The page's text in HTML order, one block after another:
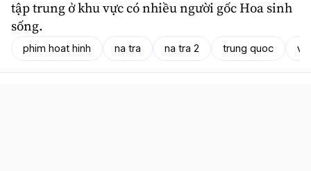
tập trung ở khu vực có nhiều người gốc Hoa sinh
sống.
phim hoat hinh na tra na tra 2 trung quoc